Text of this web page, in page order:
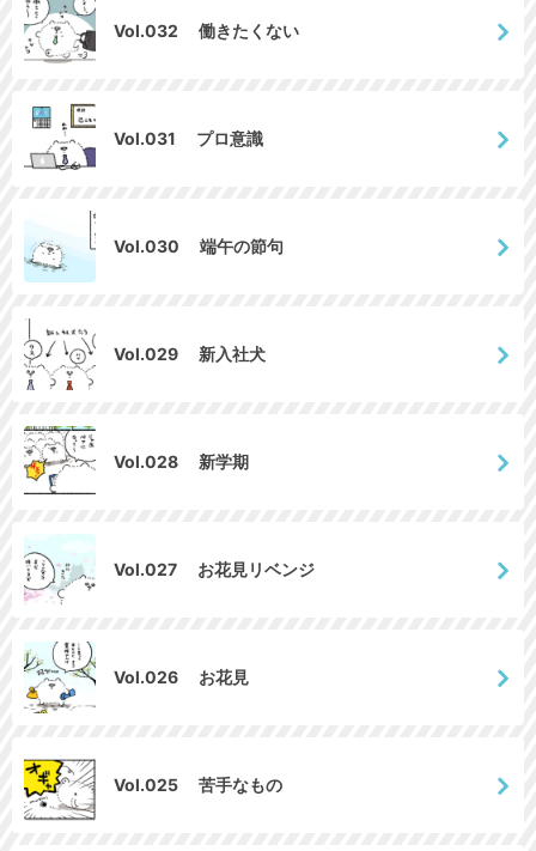
Vol.032 働きたくない
Vol.031 プロ意識
Vol.030 端午の節句
Vol.029 新入社犬
Vol.028 新学期
Vol.027 お花見リベンジ
Vol.026 お花見
Vol.025 苦手なもの